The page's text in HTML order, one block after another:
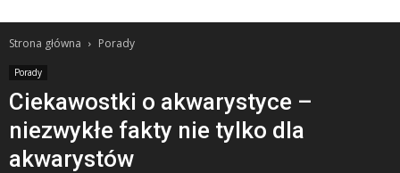
Strona główna Porady
Porady
Ciekawostki o akwarystyce –
niezwykłe fakty nie tylko dla
akwarystów